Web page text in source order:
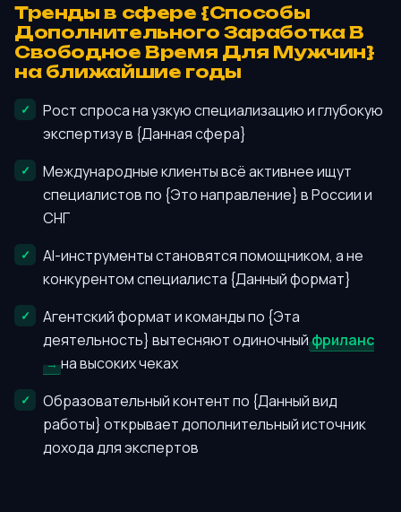
Тренды в сфере {Способы
Дополнительного Заработка В
Свободное Время Для Мужчин}
на ближайшие годы
Рост спроса на узкую специализацию и глубокую
экспертизу в {Данная сфера}
Международные клиенты всё активнее ищут
специалистов по {Это направление} в России и
СНГ
AI-инструменты становятся помощником, а не
конкурентом специалиста {Данный формат}
Агентский формат и команды по {Эта
деятельность} вытесняют одиночныйфриланс
на высоких чеках
Образовательный контент по {Данный вид
работы} открывает дополнительный источник
дохода для экспертов